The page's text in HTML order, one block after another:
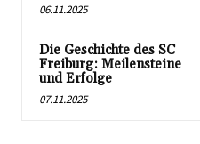
06.11.2025
Die Geschichte des SC
Freiburg: Meilensteine
und Erfolge
07.11.2025